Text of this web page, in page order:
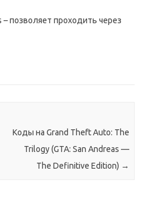
позволяет проходить через
Коды на Grand Theft Auto: The
Trilogy (GTA: San Andreas —
The Definitive Edition) →